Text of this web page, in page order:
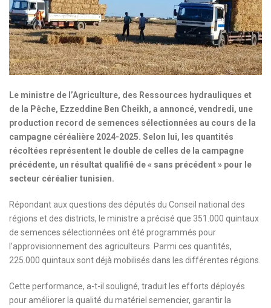
Le ministre de l’Agriculture, des Ressources hydrauliques et
de la Pêche, Ezzeddine Ben Cheikh, a annoncé, vendredi, une
production record de semences sélectionnées au cours de la
campagne céréalière 2024-2025. Selon lui, les quantités
récoltées représentent le double de celles de la campagne
précédente, un résultat qualifié de « sans précédent » pour le
secteur céréalier tunisien.
Répondant aux questions des députés du Conseil national des
régions et des districts, le ministre a précisé que 351.000 quintaux
de semences sélectionnées ont été programmés pour
l’approvisionnement des agriculteurs. Parmi ces quantités,
225.000 quintaux sont déjà mobilisés dans les différentes régions.
Cette performance, a-t-il souligné, traduit les efforts déployés
pour améliorer la qualité du matériel semencier, garantir la